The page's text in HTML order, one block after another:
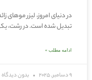
در دنیای امروز، لیزر
تبدیل شده است. در رشت،
ادامه مطلب »
9 دسامبر, 2025 بدون دیدگاه